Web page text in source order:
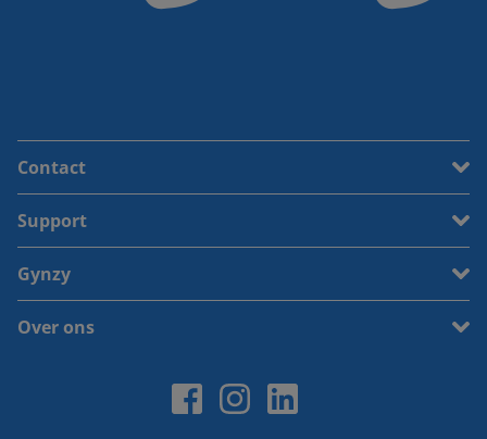
Contact
Support
Gynzy
Over ons